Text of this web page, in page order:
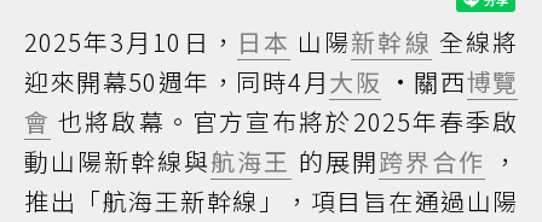
2025年3月10日， 日本 山陽新幹線 全線將
迎來開幕50週年，同時4月大阪 ·關西博覽
會 也將啟幕。官方宣布將於2025年春季啟
動山陽新幹線與航海王 的展開跨界合作 ，
推出「航海王新幹線」，項目旨在通過山陽